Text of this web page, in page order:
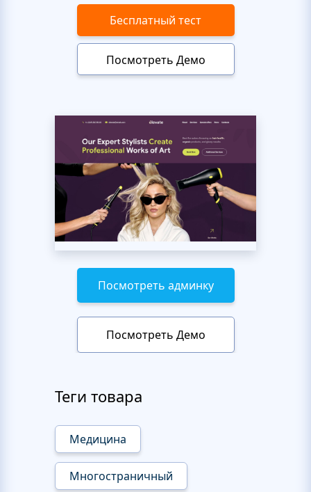
Бесплатный тест
Посмотреть Демо
Посмотреть админку
Посмотреть Демо
Теги товара
Медицина
Многостраничный